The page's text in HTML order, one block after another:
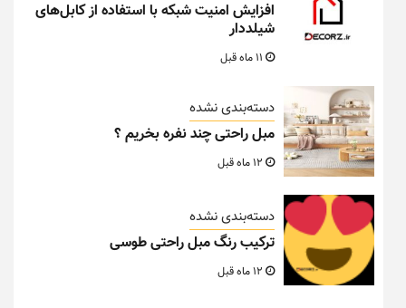
افزایش امنیت شبکه با استفاده از کابل‌های
شیلددار
دسته‌بندی نشده
مبل راحتی چند نفره بخریم ؟
دسته‌بندی نشده
ترکیب رنگ مبل راحتی طوسی